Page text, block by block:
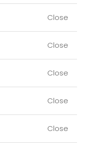
Close
Close
Close
Close
Close